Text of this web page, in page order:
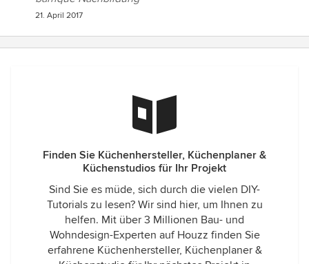
21. April 2017
Finden Sie Küchenhersteller, Küchenplaner &
Küchenstudios für Ihr Projekt
Sind Sie es müde, sich durch die vielen DIY-
Tutorials zu lesen? Wir sind hier, um Ihnen zu
helfen. Mit über 3 Millionen Bau- und
Wohndesign-Experten auf Houzz finden Sie
erfahrene Küchenhersteller, Küchenplaner &